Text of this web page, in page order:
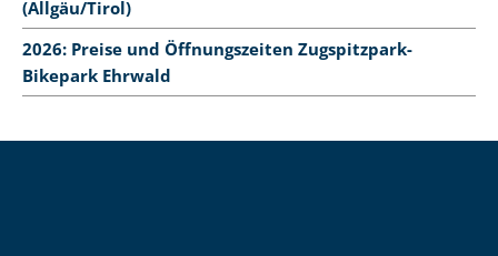
(Allgäu/Tirol)
2026: Preise und Öffnungszeiten Zugspitzpark-
Bikepark Ehrwald